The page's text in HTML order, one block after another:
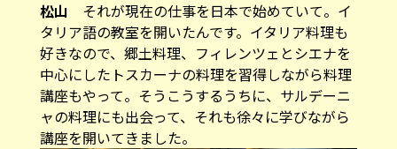
松山 それが現在の仕事を日本で始めていて。イ
タリア語の教室を開いたんです。イタリア料理も
好きなので、郷土料理、フィレンツェとシエナを
中心にしたトスカーナの料理を習得しながら料理
講座もやって。そうこうするうちに、サルデーニ
ャの料理にも出会って、それも徐々に学びながら
講座を開いてきました。